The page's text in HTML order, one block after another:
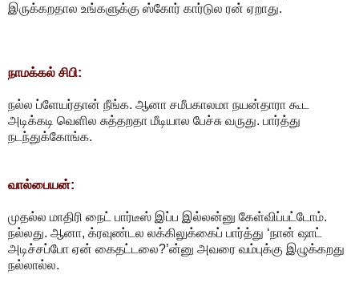
இருக்கறதால உங்களுக்கு ஸ்கோர் கார்டுல ரன் ஏறாது.
நாமக்கல் சிபி:
நல்ல ப்ளேயர்தான் நீங்க. ஆனா சமீபகாலமா நயன்தாரா கூட
அடிக்கடி வெளில சுத்தறதா மீடியால பேச்சு வருது. பார்த்து
நடந்துக்கோங்க.
வால்பையன்:
முதல்ல மாதிரி நைட் பார்டீஸ் இப்ப இல்லன்னு கேள்விப்பட்டோம்.
நல்லது. ஆனா, க்ரவுண்டல லக்கிலுக்கைப் பார்த்து ‘நான் ஷாட்
அடிச்சப்போ ஏன் கைதட்டலை?’ன்னு அவரை வம்புக்கு இழுக்கறது
நல்லால்ல.